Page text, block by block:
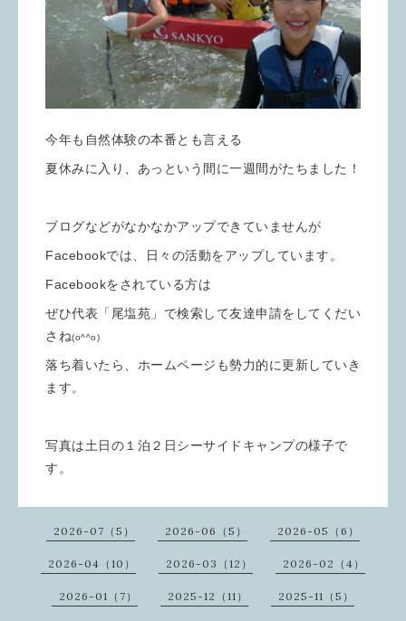
今年も自然体験の本番とも言える
夏休みに入り、あっという間に一週間がたちました！
ブログなどがなかなかアップできていませんが
Facebookでは、日々の活動をアップしています。
Facebookをされている方は
ぜひ代表「尾塩苑」で検索して友達申請をしてくだい
さね(o^^o)
落ち着いたら、ホームページも勢力的に更新していき
ます。
写真は土日の１泊２日シーサイドキャンプの様子で
す。
2026-07（5） 2026-06（5） 2026-05（6）
2026-04（10） 2026-03（12） 2026-02（4）
2026-01（7） 2025-12（11） 2025-11（5）